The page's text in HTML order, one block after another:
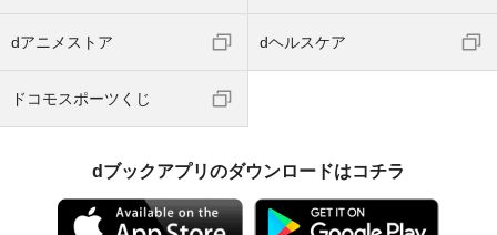
dアニメストア dヘルスケア
ドコモスポーツくじ
dブックアプリのダウンロードはコチラ